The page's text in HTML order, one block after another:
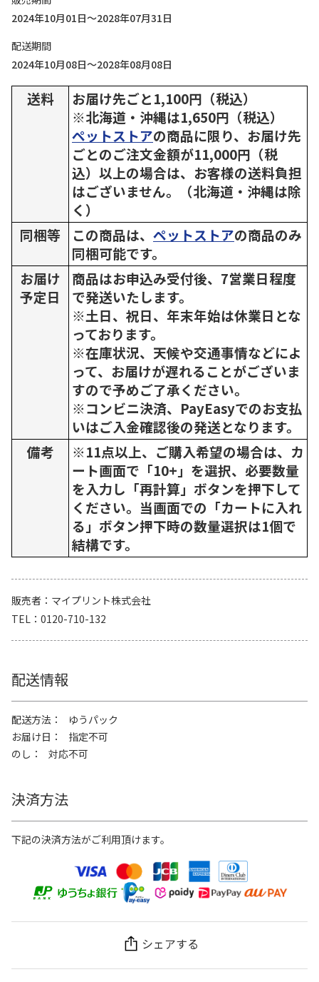
2024年10月01日～2028年07月31日
配送期間
2024年10月08日～2028年08月08日
送料
お届け先ごと1,100円（税込）
※北海道・沖縄は1,650円（税込）
ペットストアの商品に限り、お届け先
ごとのご注文金額が11,000円（税
込）以上の場合は、お客様の送料負担
はございません。（北海道・沖縄は除
く）
同梱等
この商品は、 ペットストアの商品のみ
同梱可能です。
お届け
予定日
商品はお申込み受付後、7営業日程度
で発送いたします。
※土日、祝日、年末年始は休業日とな
っております。
※在庫状況、天候や交通事情などによ
って、お届けが遅れることがございま
すので予めご了承ください。
※コンビニ決済、PayEasyでのお支払
いはご入金確認後の発送となります。
備考
※11点以上、ご購入希望の場合は、カ
ート画面で「10+」を選択、必要数量
を入力し「再計算」ボタンを押下して
ください。当画面での「カートに入れ
る」ボタン押下時の数量選択は1個で
結構です。
販売者
マイプリント株式会社
TEL
0120-710-132
配送情報
配送方法
ゆうパック
お届け日
指定不可
のし
対応不可
決済方法
下記の決済方法がご利用頂けます。
シェアする